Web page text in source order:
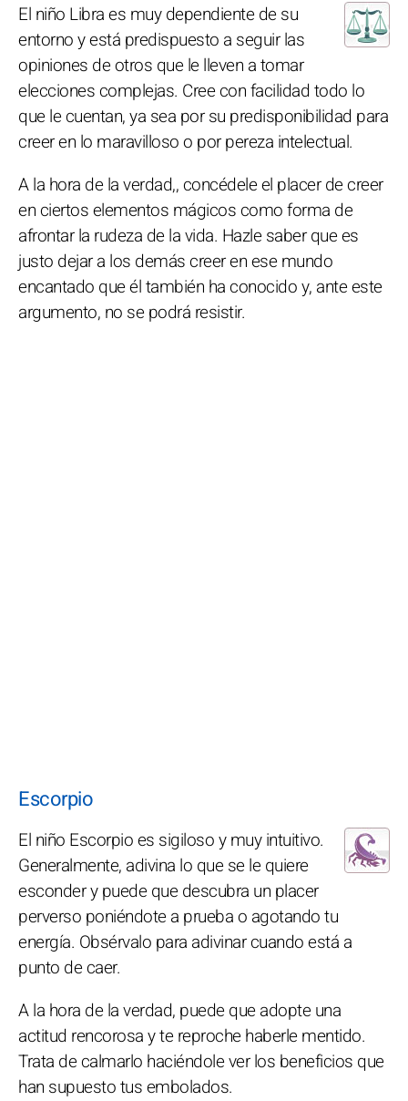
El niño Libra es muy dependiente de su
entorno y está predispuesto a seguir las
opiniones de otros que le lleven a tomar
elecciones complejas. Cree con facilidad todo lo
que le cuentan, ya sea por su predisponibilidad para
creer en lo maravilloso o por pereza intelectual.
A la hora de la verdad,, concédele el placer de creer
en ciertos elementos mágicos como forma de
afrontar la rudeza de la vida. Hazle saber que es
justo dejar a los demás creer en ese mundo
encantado que él también ha conocido y, ante este
argumento, no se podrá resistir.
Escorpio
El niño Escorpio es sigiloso y muy intuitivo.
Generalmente, adivina lo que se le quiere
esconder y puede que descubra un placer
perverso poniéndote a prueba o agotando tu
energía. Obsérvalo para adivinar cuando está a
punto de caer.
A la hora de la verdad, puede que adopte una
actitud rencorosa y te reproche haberle mentido.
Trata de calmarlo haciéndole ver los beneficios que
han supuesto tus embolados.